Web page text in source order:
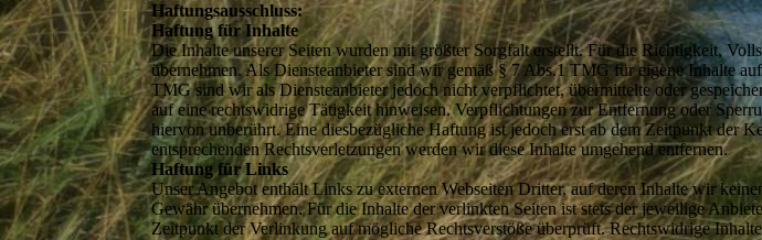
Haftungsausschluss:
Haftung für Inhalte
Die Inhalte unserer Seiten wurden mit größter Sorgfalt erstellt. Für die Richtigkeit,
übernehmen. Als Diensteanbieter sind wir gemäß § 7 Abs.1 TMG für eigene Inhalte
TMG sind wir als Diensteanbieter jedoch nicht verpflichtet, übermittelte oder
auf eine rechtswidrige Tätigkeit hinweisen. Verpflichtungen zur Entfernung oder
hiervon unberührt. Eine diesbezügliche Haftung ist jedoch erst ab dem Zeitpunkt der
entsprechenden Rechtsverletzungen werden wir diese Inhalte umgehend entfernen.
Haftung für Links
Unser Angebot enthält Links zu externen Webseiten Dritter, auf deren Inhalte wir
Gewähr übernehmen. Für die Inhalte der verlinkten Seiten ist stets der jeweilige
Zeitpunkt der Verlinkung auf mögliche Rechtsverstöße überprüft. Rechtswidrige